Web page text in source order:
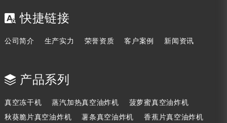
快捷链接
公司简介 生产实力 荣誉资质 客户案例 新闻资讯
产品系列
真空冻干机 蒸汽加热真空油炸机
菠萝蜜真空油炸机
秋葵脆片真空油炸机
薯条真空油炸机
香蕉片真空油炸机